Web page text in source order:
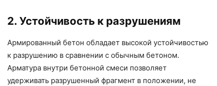
2. Устойчивость к разрушениям
Армированный бетон обладает высокой устойчивостью
к разрушению в сравнении с обычным бетоном.
Арматура внутри бетонной смеси позволяет
удерживать разрушенный фрагмент в положении, не